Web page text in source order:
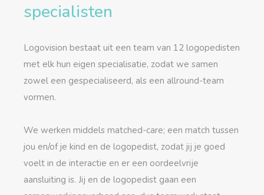
specialisten
Logovision bestaat uit een team van 12 logopedisten
met elk hun eigen specialisatie, zodat we samen
zowel een gespecialiseerd, als een allround-team
vormen.
We werken middels matched-care; een match tussen
jou en/of je kind en de logopedist, zodat jij je goed
voelt in de interactie en er een oordeelvrije
aansluiting is. Jij en de logopedist gaan een